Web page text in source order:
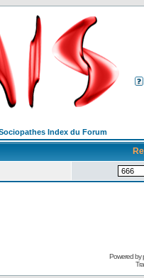
Index du Forum
Powered by